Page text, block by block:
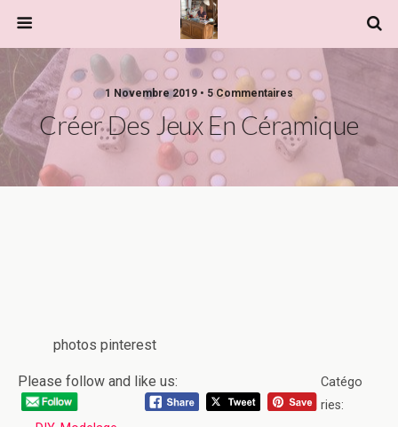
1 Novembre 2019 • 5 Commentaires
Créer Des Jeux En Céramique
photos pinterest
Please follow and like us:
Catégo
ries: